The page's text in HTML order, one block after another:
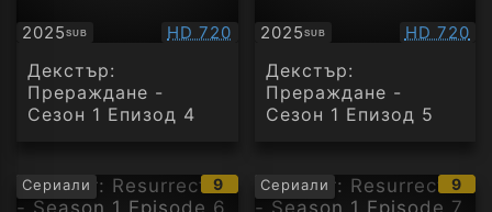
2025SUB
Субтитри Качество:
HD 720
Декстър:
Прераждане -
Сезон 1 Епизод 4
2025SUB
Субтитри HD 720
Декстър:
Прераждане -
Сезон 1 Епизод 5
Сериали
IMDb
рейтинг:
9 Сериали 9